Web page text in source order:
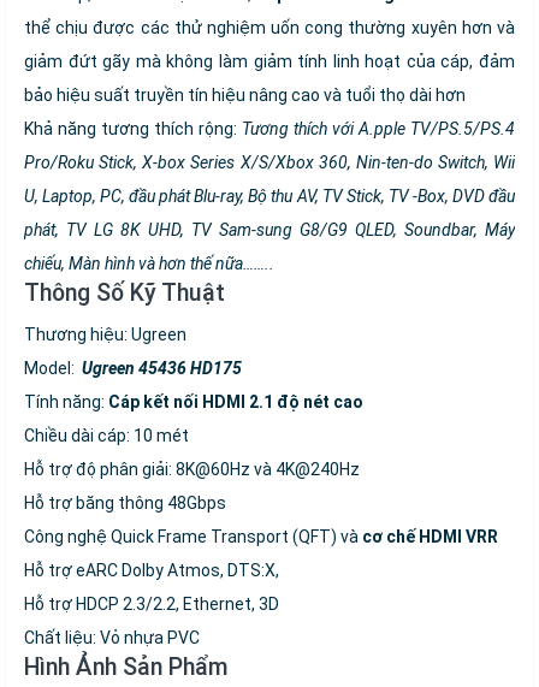
thể chịu được các thử nghiệm uốn cong thường xuyên hơn và
giảm đứt gãy mà không làm giảm tính linh hoạt của cáp, đảm
bảo hiệu suất truyền tín hiệu nâng cao và tuổi thọ dài hơn
Khả năng tương thích rộng: Tương thích với A.pple TV/PS.5/PS.4
Pro/Roku Stick, X-box Series X/S/Xbox 360, Nin-ten-do Switch, Wii
U, Laptop, PC, đầu phát Blu-ray, Bộ thu AV, TV Stick, TV -Box, DVD đầu
phát, TV LG 8K UHD, TV Sam-sung G8/G9 QLED, Soundbar, Máy
chiếu, Màn hình và hơn thế nữa……..
Thông Số Kỹ Thuật
Thương hiệu: Ugreen
Model: Ugreen 45436 HD175
Tính năng: Cáp kết nối HDMI 2.1 độ nét cao
Chiều dài cáp: 10 mét
Hỗ trợ độ phân giải: 8K@60Hz và 4K@240Hz
Hỗ trợ băng thông 48Gbps
Công nghệ Quick Frame Transport (QFT) và cơ chế HDMI VRR
Hỗ trợ eARC Dolby Atmos, DTS:X,
Hỗ trợ HDCP 2.3/2.2, Ethernet, 3D
Chất liệu: Vỏ nhựa PVC
Hình Ảnh Sản Phẩm